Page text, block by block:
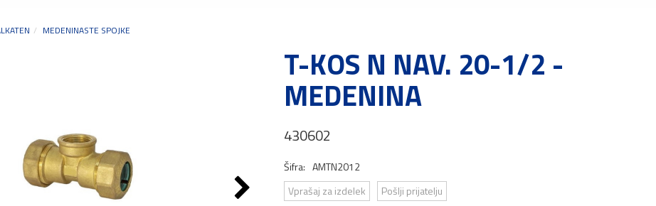
MEDENINASTE SPOJKE
T-KOS N NAV. 20-1/2 -
MEDENINA
430602
Šifra: AMTN2012
Vprašaj za izdelek
Pošlji prijatelju